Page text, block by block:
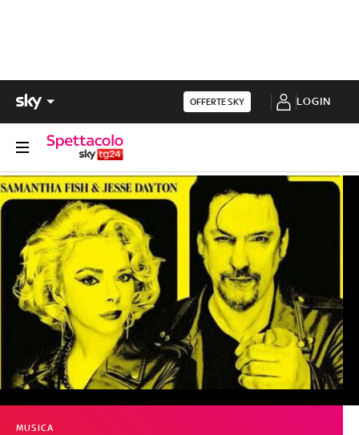
OFFERTE SKY LOGIN
MUSICA